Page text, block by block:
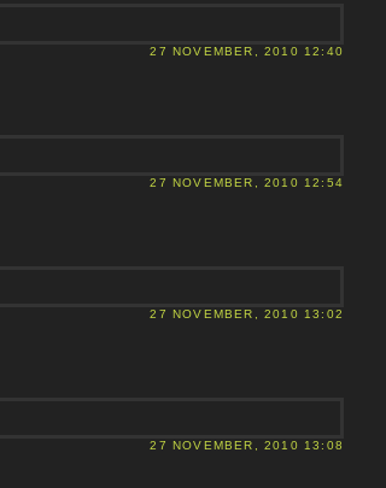
27 NOVEMBER, 2010 12:40
27 NOVEMBER, 2010 12:54
27 NOVEMBER, 2010 13:02
27 NOVEMBER, 2010 13:08